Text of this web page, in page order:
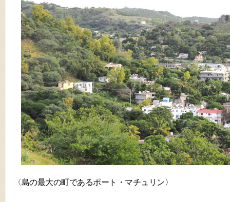
〈島の最大の町であるポート・マチュリン〉